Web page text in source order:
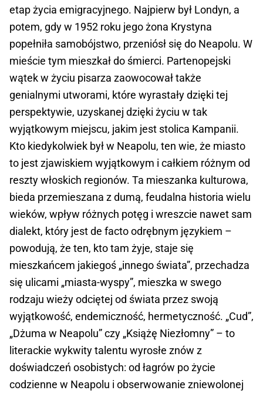
etap życia emigracyjnego. Najpierw był Londyn, a
potem, gdy w 1952 roku jego żona Krystyna
popełniła samobójstwo, przeniósł się do Neapolu. W
mieście tym mieszkał do śmierci. Partenopejski
wątek w życiu pisarza zaowocował także
genialnymi utworami, które wyrastały dzięki tej
perspektywie, uzyskanej dzięki życiu w tak
wyjątkowym miejscu, jakim jest stolica Kampanii.
Kto kiedykolwiek był w Neapolu, ten wie, że miasto
to jest zjawiskiem wyjątkowym i całkiem różnym od
reszty włoskich regionów. Ta mieszanka kulturowa,
bieda przemieszana z dumą, feudalna historia wielu
wieków, wpływ różnych potęg i wreszcie nawet sam
dialekt, który jest de facto odrębnym językiem –
powodują, że ten, kto tam żyje, staje się
mieszkańcem jakiegoś „innego świata”, przechadza
się ulicami „miasta-wyspy”, mieszka w swego
rodzaju wieży odciętej od świata przez swoją
wyjątkowość, endemiczność, hermetyczność. „Cud”,
„Dżuma w Neapolu” czy „Książę Niezłomny” – to
literackie wykwity talentu wyrosłe znów z
doświadczeń osobistych: od łagrów po życie
codzienne w Neapolu i obserwowanie zniewolonej